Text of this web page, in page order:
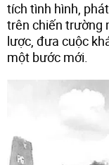
tích tình hình,
trên chiến trường
lược, đưa cuộc
một bước mới.